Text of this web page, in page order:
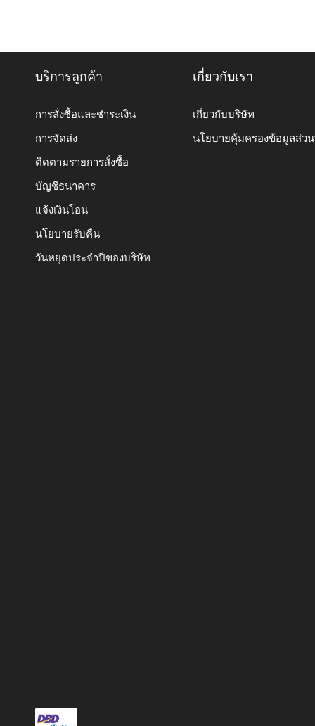
บริการลูกค้า
การสั่งซื้อและชำระเงิน
การจัดส่ง
ติดตามรายการสั่งซื้อ
บัญชีธนาคาร
แจ้งเงินโอน
นโยบายรับคืน
วันหยุดประจำปีของบริษัท
เกี่ยวกับเรา
เกี่ยวกับบริษัท
นโยบายคุ้มครองข้อมูลส่ว